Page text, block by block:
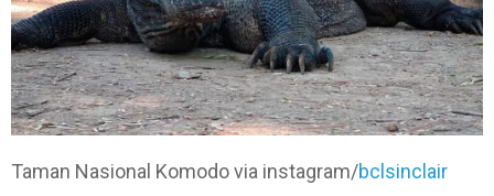
Taman Nasional Komodo via instagram/bclsinclair